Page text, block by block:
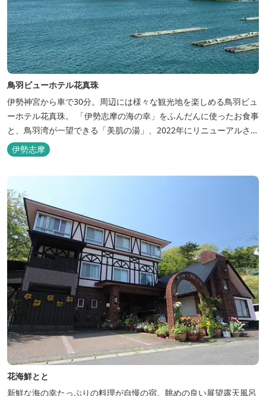
鳥羽ビューホテル花真珠
伊勢神宮から車で30分。周辺には様々な観光地を楽しめる鳥羽ビュ
ーホテル花真珠。 「伊勢志摩の海の幸」をふんだんに使ったお食事
と、鳥羽湾が一望できる「美肌の湯」、2022年にリニューアルされ
た客室で、五感から体と心を癒やします。 【お部屋】 近年リニュ
ーアルした過ごしやすいお部屋で、親子3世代で楽しめるお部屋に
なっております。 全室オーシャンビューで雄大な鳥羽湾を一望で
き、日頃の疲...
伊勢志摩
花海鮮とと
新鮮な海の幸たっぷりの料理が自慢の宿。眺めの良い展望露天風呂